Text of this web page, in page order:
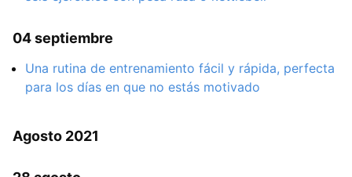
04 septiembre
Una rutina de entrenamiento fácil y rápida, perfecta
para los días en que no estás motivado
Agosto 2021